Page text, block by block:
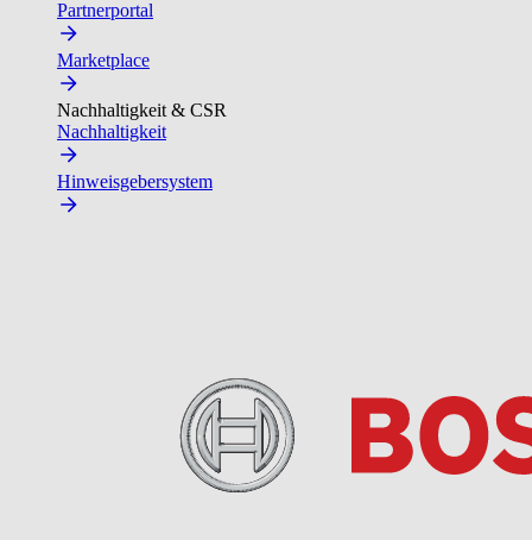
Partnerportal
Marketplace
Nachhaltigkeit & CSR
Nachhaltigkeit
Hinweisgebersystem